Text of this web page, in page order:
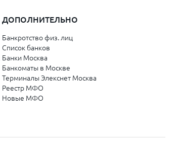
Забайкальский край
Чита
Орловская область
ДОПОЛНИТЕЛЬНО
Банкротство физ. лиц
Список банков
Банки Москва
Банкоматы в Москве
Терминалы Элекснет Москва
Реестр МФО
Новые МФО